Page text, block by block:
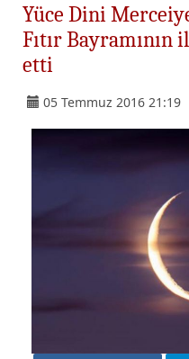
Yüce Dini
Fıtır
etti
05 Temmuz 2016 21:19